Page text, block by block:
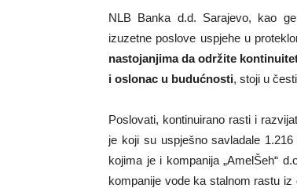
NLB Banka d.d. Sarajevo, kao
izuzetne poslove uspjehe u
nastojanjima da održite
i oslonac u budućnosti, stoji u
Poslovati, kontinuirano rasti i
je koji su uspješno savladale
kojima je i kompanija „AmelŠeh“
kompanije vode ka stalnom rastu